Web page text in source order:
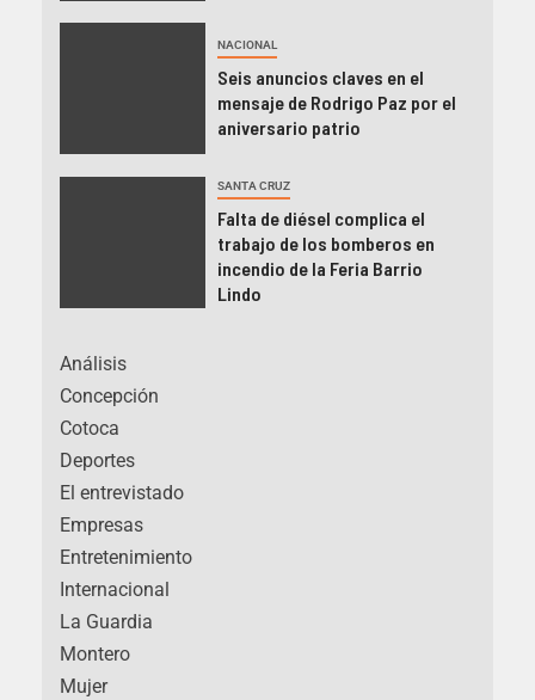
NACIONAL
Seis anuncios claves en el
mensaje de Rodrigo Paz por el
aniversario patrio
SANTA CRUZ
Falta de diésel complica el
trabajo de los bomberos en
incendio de la Feria Barrio
Lindo
Análisis
Concepción
Cotoca
Deportes
El entrevistado
Empresas
Entretenimiento
Internacional
La Guardia
Montero
Mujer